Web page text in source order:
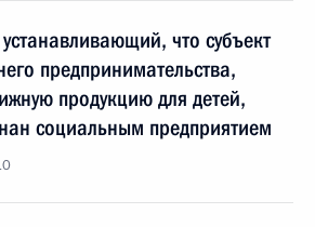
что субъект
предпринимательства,
продукцию для детей,
социальным предприятием